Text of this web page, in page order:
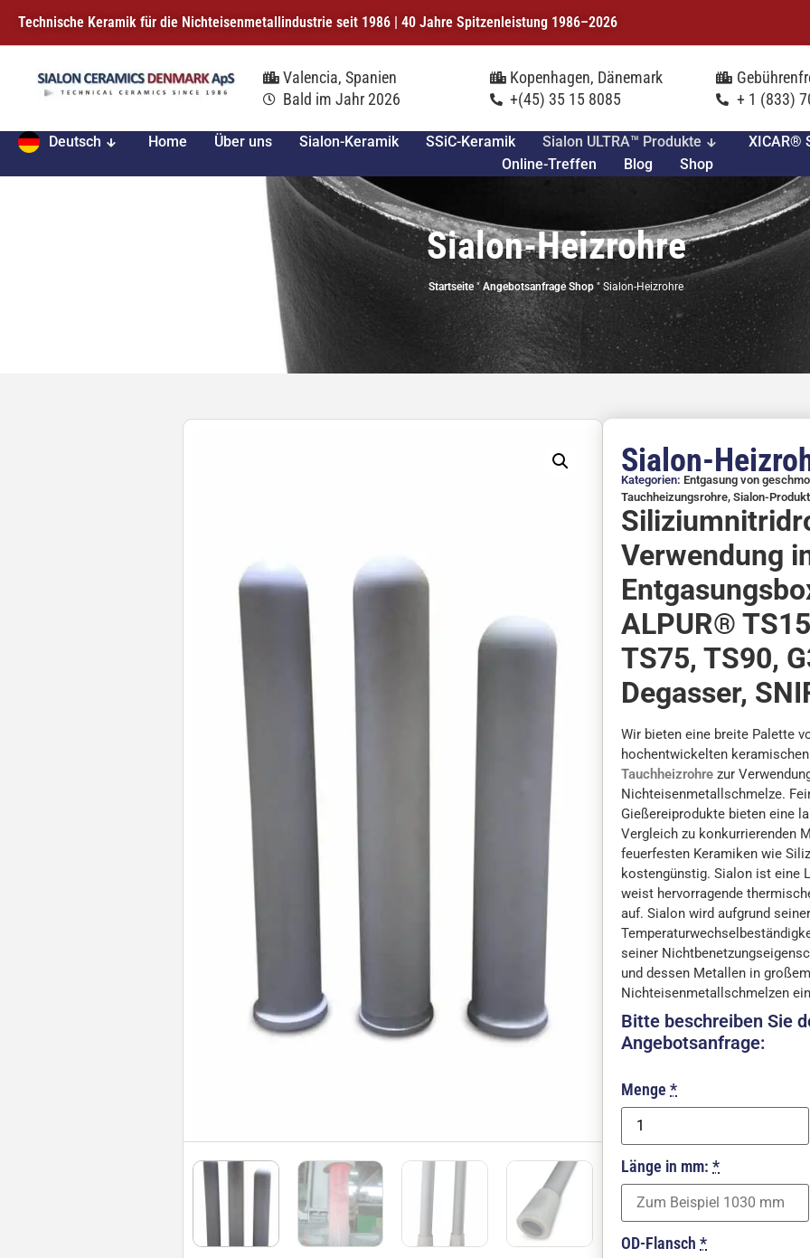
Technische Keramik für die Nichteisenmetallindustrie seit 1986 | 40 Jahre Spitzenleistung 1986–2026
Valencia, Spanien
Bald im Jahr 2026
Kopenhagen, Dänemark
+(45) 35 15 8085
+ 1 (833)
Deutsch Home Über uns Sialon-Keramik SSiC-Keramik Sialon ULTRA™ Produkte XICAR®
Online-Treffen
Blog Shop
Sialon-Heizrohre
Startseite"Angebotsanfrage Shop " Sialon-Heizrohre
Sialon-
Kategorien:Entgasung von
Tauchheizungsrohre,Sialon-
Verwendung
ALPUR®
TS75, TS90,
Degasser,
Wir bieten eine breite Palette
hochentwickelten
Tauchheizrohre zur
Nichteisenmetallschmelze.
Gießereiprodukte bieten eine
Vergleich zu konkurrierenden
feuerfesten Keramiken wie
kostengünstig. Sialon ist eine
weist hervorragende
auf. Sialon wird aufgrund
seiner
und dessen Metallen in
Nichteisenmetallschmelzen
Bitte beschreiben Sie
Angebotsanfrage:
Menge *
Länge in mm: *
OD-Flansch *